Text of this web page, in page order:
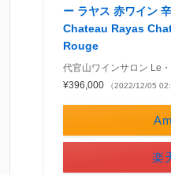
ー ラヤス 赤ワイン
Chateau Rayas
Rouge
代官山ワインサロン Le
¥396,000
（2022/12/05
楽